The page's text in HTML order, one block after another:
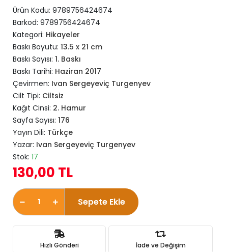
Ürün Kodu: 9789756424674
Barkod: 9789756424674
Kategori: Hikayeler
Baskı Boyutu: 13.5 x 21 cm
Baskı Sayısı: 1. Baskı
Baskı Tarihi: Haziran 2017
Çevirmen: Ivan Sergeyeviç Turgenyev
Cilt Tipi: Ciltsiz
Kağıt Cinsi: 2. Hamur
Sayfa Sayısı: 176
Yayın Dili: Türkçe
Yazar: Ivan Sergeyeviç Turgenyev
Stok: 17
130,00 TL
Sepete Ekle
Hızlı Gönderi İade ve Değişim